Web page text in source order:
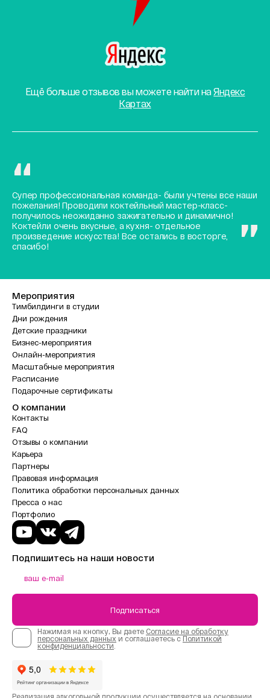
Ещё больше отзывов вы можете найти наЯндекс
Картах
Супер профессиональная команда- были учтены все наши
пожелания! Проводили коктейльный мастер-класс-
получилось неожиданно зажигательно и динамично!
Коктейли очень вкусные, а кухня- отдельное
произведение искусства! Все остались в восторге,
спасибо!
Мероприятия
Тимбилдинги в студии
Дни рождения
Детские праздники
Бизнес-мероприятия
Онлайн-мероприятия
Масштабные мероприятия
Расписание
Подарочные сертификаты
О компании
Контакты
FAQ
Отзывы о компании
Карьера
Партнеры
Правовая информация
Политика обработки персональных данных
Пресса о нас
Портфолио
Подпишитесь на наши новости
Подписаться
Нажимая на кнопку, Вы даете Согласие на обработку
персональных данных и соглашаетесь с Политикой
конфиденциальности.